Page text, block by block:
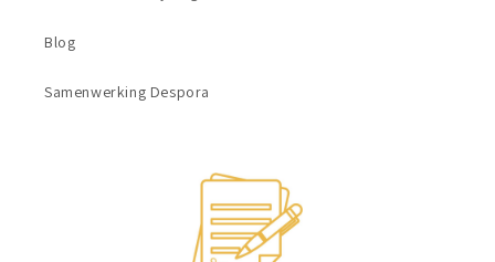
Blog
Samenwerking Despora